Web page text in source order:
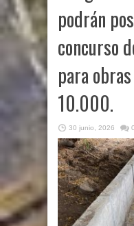
podrán
concurso
para
10.000.
30 junio, 2026 0